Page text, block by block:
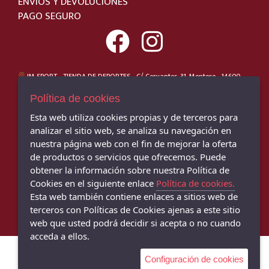
42
43-44
44.5
45
45.5
46
Talla única
CONVERSE
GIKO
MUNICH
FLUCHOS
CARMELA
SNIPE
MARTINELLI
XTI
PEPE JEANS
PLAKTON
PAGO SEGURO
JM SPORT - TIENDA DE DEPORTES - C/ Cervantes, 31, Montoro - 14600
957 893 257
ZAPATERÍA MARÍN MONTORO - C/ Cervantes, 34, Montoro - 14600
(Córdoba)
957 160 453
ZAPATERÍA MARÍN BUJALANCE - C/ García Lorca, 14, Bujalance - 14650
(Córdoba)
957 170 229
Política de cookies
Esta web utiliza cookies propias y de terceros para
analizar el sitio web, se analiza su navegación en
nuestra página web con el fin de mejorar la oferta
de productos o servicios que ofrecemos. Puede
obtener la información sobre nuestra Política de
Cookies en el siguiente enlace Política de cookies.
Esta web también contiene enlaces a sitios web de
terceros con Políticas de Cookies ajenas a este sitio
web que usted podrá decidir si acepta o no cuando
acceda a ellos.
Configuración de cookies